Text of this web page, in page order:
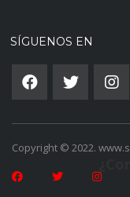
SÍGUENOS EN
Copyright © 2022.